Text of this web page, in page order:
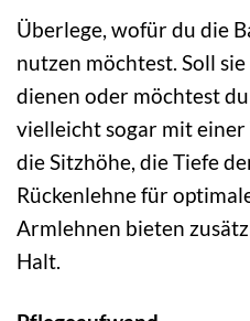
Überlege, wofür du die
nutzen möchtest. Soll
dienen oder möchtest
vielleicht sogar mit einer
die Sitzhöhe, die Tiefe
Rückenlehne für
Armlehnen bieten
Halt.